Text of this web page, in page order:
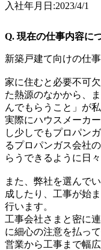
入社年月日:2023/4/1
Q. 現在の仕事内容に
新築戸建て向けの仕
家に住むと必要不可
た熱源のなかから、
んでもらうこと」が
実際にハウスメーカ
し少しでもプロパン
るプロパンガス会社
らうできるように日
また、弊社を選んで
成したり、工事が始
行います。
工事会社さまと密に
に細心の注意を払っ
営業から工事まで幅